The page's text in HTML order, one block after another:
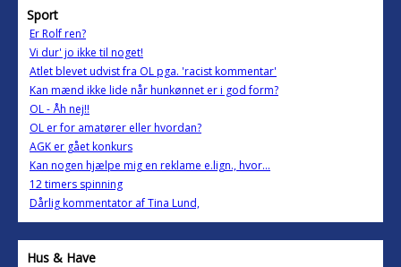
Sport
Er Rolf ren?
Vi dur' jo ikke til noget!
Atlet blevet udvist fra OL pga. 'racist kommentar'
Kan mænd ikke lide når hunkønnet er i god form?
OL - Åh nej!!
OL er for amatører eller hvordan?
AGK er gået konkurs
Kan nogen hjælpe mig en reklame e.lign., hvor...
12 timers spinning
Dårlig kommentator af Tina Lund,
Hus & Have